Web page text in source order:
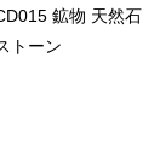
鉱物 天然石
トーン